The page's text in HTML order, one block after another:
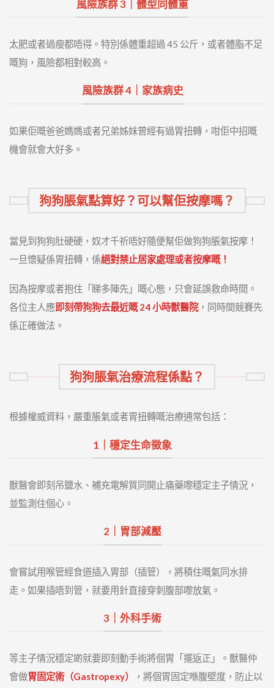
風險族群 3｜體型同體重
太肥或者過瘦都唔得。特別係體重超過 45 公斤，或者體脂不足
嘅狗，風險都相對較高。
風險族群 4｜家族病史
如果佢嘅爸爸媽媽或者兄弟姊妹曾經有過胃扭轉，咁佢中招嘅
機會就會大好多。
狗狗脹氣點算好？可以幫佢按摩嗎？
當見到狗狗肚硬硬，奴才千祈唔好隨便幫佢做狗狗脹氣按摩！
一旦懷疑係胃扭轉，係絕對禁止居家處理或者按摩嘅！
因為按摩或者抱住「睇多陣先」嘅心態，只會延誤救命時間。
各位主人應即刻帶狗狗去最近嘅 24 小時獸醫院，同時間競賽先
係正確做法。
狗狗脹氣治療流程係點？
根據權威資料，嚴重脹氣或者胃扭轉嘅治療通常包括：
1｜穩定生命徵象
獸醫會即刻吊鹽水、補充電解質同開止痛藥嚟穩定主子情況，
並監測住個心。
2｜胃部減壓
會嘗試用喉管經食道插入胃部（插管），將積住嘅氣同水排
走。如果插唔到管，就要用針直接穿刺腹部嚟放氣。
3｜外科手術
等主子情況穩定啲就要即刻動手術將個胃「擺返正」。獸醫仲
會做胃固定術（Gastropexy） ，將個胃固定喺腹壁度，防止以